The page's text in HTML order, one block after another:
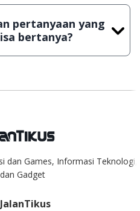
kuota sebesar ribuan
dalam waktu yang
pertanyaan yang
bertanya?
setiap pertanyaan yang
dan Games, Informasi Teknologi,
Gadget